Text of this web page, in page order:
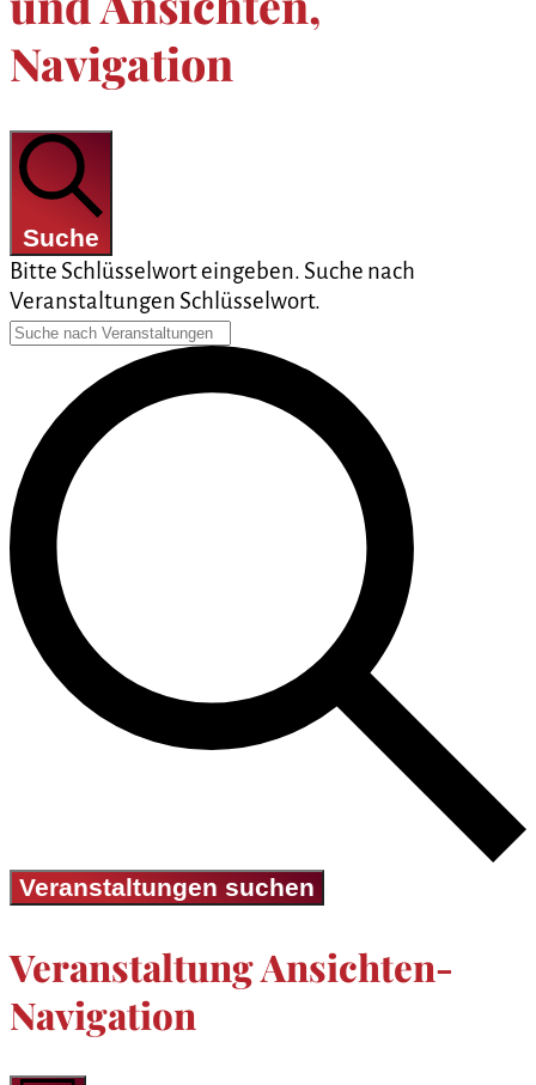
Navigation
Suche
Bitte Schlüsselwort eingeben. Suche nach
Veranstaltungen Schlüsselwort.
Veranstaltungen suchen
Veranstaltung Ansichten-
Navigation